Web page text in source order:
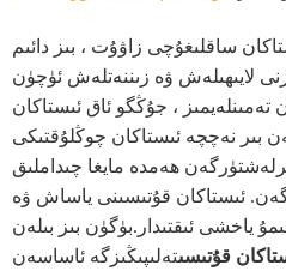
ساقلىغۇچى زاۋۇت ، بىز دائىم
لايىھىلەش ۋە زىننەتلەش ئۈچۈن
تەمىنلەيمىز ، جۇڭگو ئاق ئىستاكان
بىر نەچچە ئىستاكان چوڭلۇقتىكى
ھەمدە مايغا چىداملىق
ئىستاكان قۇتىسىنى ياساش ۋە
ياخشى ئىقتىدار.بۈگۈن بىز بىلەن
قۇتىسى